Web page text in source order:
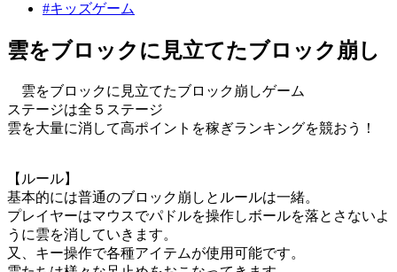
#キッズゲーム
雲をブロックに見立てたブロック崩し
雲をブロックに見立てたブロック崩しゲーム
ステージは全５ステージ
雲を大量に消して高ポイントを稼ぎランキングを競おう！
【ルール】
基本的には普通のブロック崩しとルールは一緒。
プレイヤーはマウスでパドルを操作しボールを落とさないよ
うに雲を消していきます。
又、キー操作で各種アイテムが使用可能です。